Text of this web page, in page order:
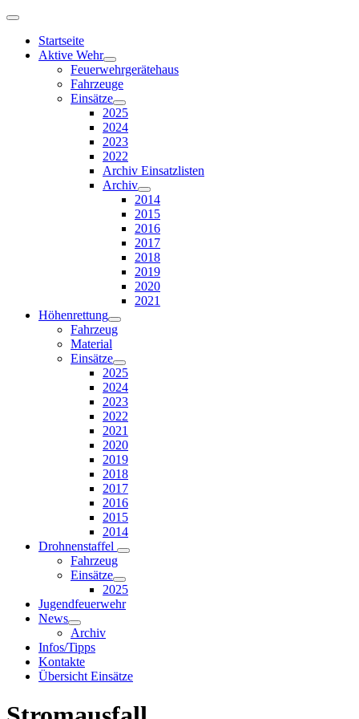
Startseite
Aktive Wehr
Feuerwehrgerätehaus
Fahrzeuge
Einsätze
2025
2024
2023
2022
Archiv Einsatzlisten
Archiv
2014
2015
2016
2017
2018
2019
2020
2021
Höhenrettung
Fahrzeug
Material
Einsätze
2025
2024
2023
2022
2021
2020
2019
2018
2017
2016
2015
2014
Drohnenstaffel
Fahrzeug
Einsätze
2025
Jugendfeuerwehr
News
Archiv
Infos/Tipps
Kontakte
Übersicht Einsätze